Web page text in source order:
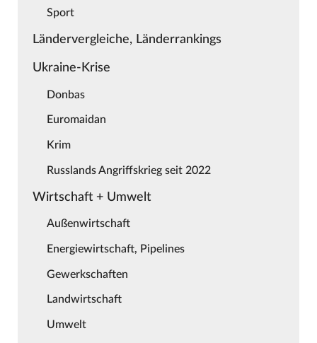
Sport
Ländervergleiche, Länderrankings
Ukraine-Krise
Donbas
Euromaidan
Krim
Russlands Angriffskrieg seit 2022
Wirtschaft + Umwelt
Außenwirtschaft
Energiewirtschaft, Pipelines
Gewerkschaften
Landwirtschaft
Umwelt